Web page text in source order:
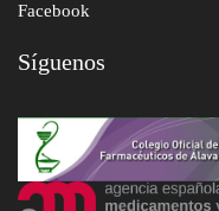
Facebook
Síguenos